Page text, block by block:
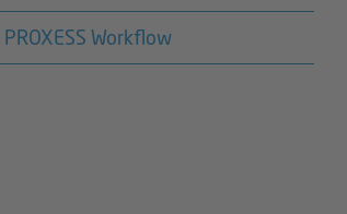
PROXESS Workflow